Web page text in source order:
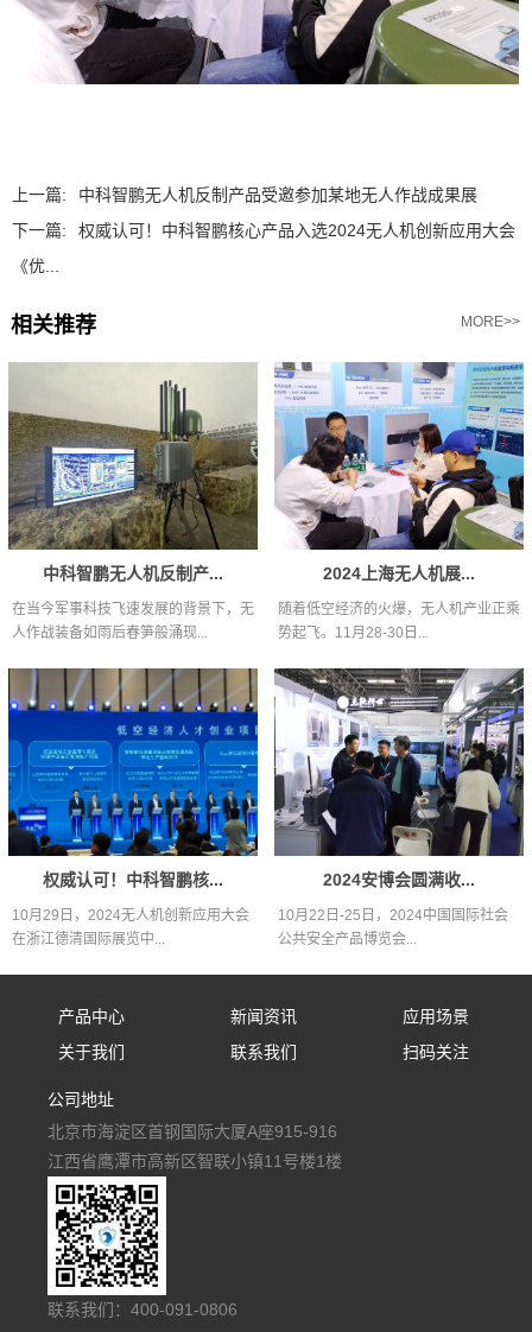
上一篇:
中科智鹏无人机反制产品受邀参加某地无人作战成果展
下一篇:
权威认可！中科智鹏核心产品入选2024无人机创新应用大会
《优...
相关推荐 MORE>>
中科智鹏无人机反制产...
在当今军事科技飞速发展的背景下，无
人作战装备如雨后春笋般涌现...
2024上海无人机展...
随着低空经济的火爆，无人机产业正乘
势起飞。11月28-30日...
权威认可！中科智鹏核...
10月29日，2024无人机创新应用大会
在浙江德清国际展览中...
2024安博会圆满收...
10月22日-25日，2024中国国际社会
公共安全产品博览会...
产品中心
固定式防御设备
手持式防御设备
便携式防御设备
车载式防御设备
多级防御反无阵地
低空空域监管平台
新闻资讯
公司新闻
媒体报道
应用场景
应用场景
关于我们
公司简介
联系我们 扫码关注
公司地址
北京市海淀区首钢国际大厦A座915-916
江西省鹰潭市高新区智联小镇11号楼1楼
联系我们：400-091-0806